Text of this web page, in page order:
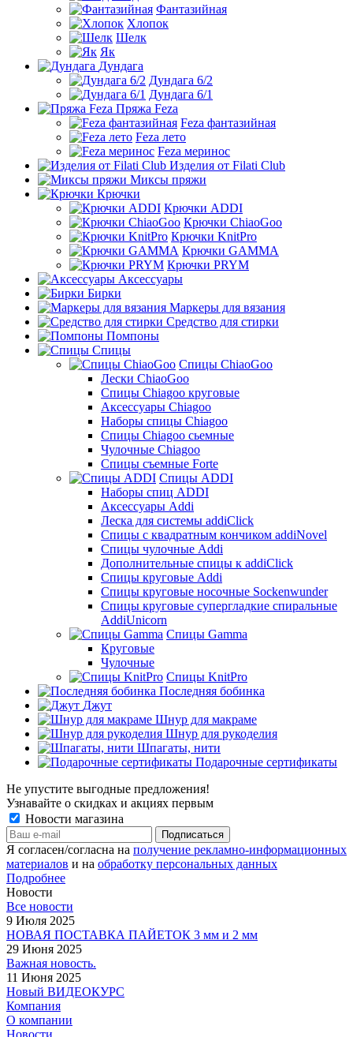
Фантазийная
Хлопок
Шелк
Як
Дундага
Дундага 6/2
Дундага 6/1
Пряжа Feza
Feza фантазийная
Feza лето
Feza меринос
Изделия от Filati Club
Миксы пряжи
Крючки
Крючки ADDI
Крючки ChiaoGoo
Крючки KnitPro
Крючки GAMMA
Крючки PRYM
Аксессуары
Бирки
Маркеры для вязания
Средство для стирки
Помпоны
Спицы
Спицы ChiaoGoo
Лески ChiaoGoo
Cпицы Сhiagoo круговые
Аксессуары Chiagoo
Наборы спицы Chiagoo
Спицы Chiagoo сьемные
Чулочные Chiagoo
Спицы съемные Forte
Спицы ADDI
Наборы спиц ADDI
Аксессуары Addi
Леска для системы addiClick
Спицы с квадратным кончиком addiNovel
Спицы чулочные Addi
Дополнительные спицы к addiClick
Спицы круговые Addi
Спицы круговые носочные Sockenwunder
Спицы круговые супергладкие спиральные
AddiUnicorn
Спицы Gamma
Круговые
Чулочные
Спицы KnitPro
Последняя бобинка
Джут
Шнур для макраме
Шнур для рукоделия
Шпагаты, нити
Подарочные сертификаты
Не упустите выгодные предложения!
Узнавайте о скидках и акциях первым
Новости магазина
Я согласен/согласна на получение рекламно-информационных
материалов и на обработку персональных данных
Подробнее
Новости
Все новости
9 Июля 2025
НОВАЯ ПОСТАВКА ПАЙЕТОК 3 мм и 2 мм
29 Июня 2025
Важная новость.
11 Июня 2025
Новый ВИДЕОКУРС
Компания
О компании